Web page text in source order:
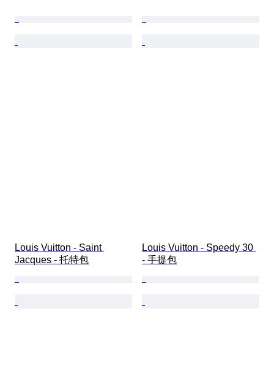
Louis Vuitton - Saint
Jacques - 托特包
Louis Vuitton - Speedy 30
- 手提包